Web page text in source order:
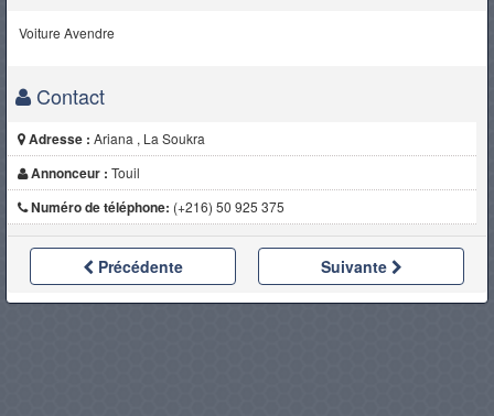
Voiture Avendre
Contact
Adresse : Ariana , La Soukra
Annonceur : Touil
Numéro de téléphone: (+216) 50 925 375
Précédente Suivante